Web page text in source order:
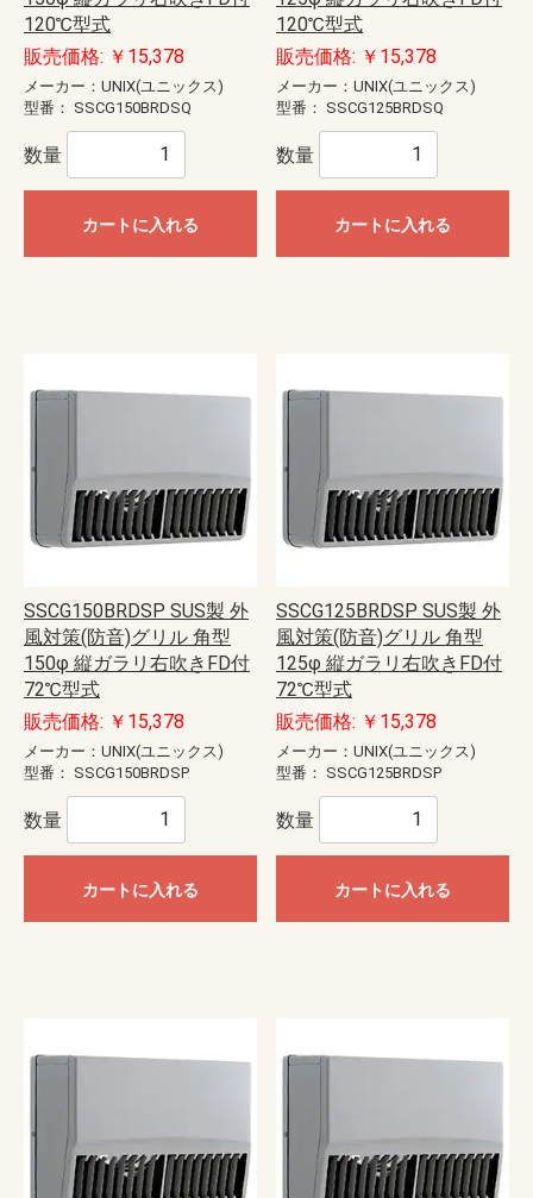
120℃型式
販売価格: ￥15,378
メーカー：UNIX(ユニックス)
型番： SSCG150BRDSQ
数量
カートに入れる
120℃型式
販売価格: ￥15,378
メーカー：UNIX(ユニックス)
型番： SSCG125BRDSQ
数量
カートに入れる
SSCG150BRDSP SUS製 外
風対策(防音)グリル 角型
150φ 縦ガラリ右吹きFD付
72℃型式
販売価格: ￥15,378
メーカー：UNIX(ユニックス)
型番： SSCG150BRDSP
数量
カートに入れる
SSCG125BRDSP SUS製 外
風対策(防音)グリル 角型
125φ 縦ガラリ右吹きFD付
72℃型式
販売価格: ￥15,378
メーカー：UNIX(ユニックス)
型番： SSCG125BRDSP
数量
カートに入れる